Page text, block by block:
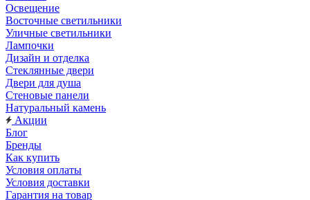
Освещение
Восточные светильники
Уличные светильники
Лампочки
Дизайн и отделка
Стеклянные двери
Двери для душа
Стеновые панели
Натуральный камень
Акции
Блог
Бренды
Как купить
Условия оплаты
Условия доставки
Гарантия на товар